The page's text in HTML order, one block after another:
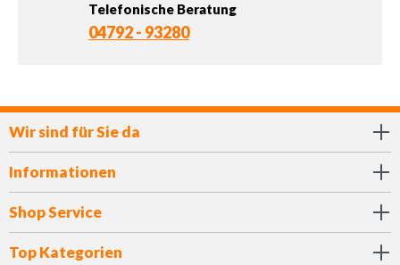
Telefonische Beratung
04792 - 93280
Wir sind für Sie da
Informationen
Shop Service
Top Kategorien